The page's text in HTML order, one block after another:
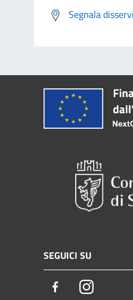
Segnala
SEGUICI SU
FacebookInstagram